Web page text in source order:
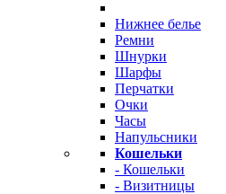
Нижнее белье
Ремни
Шнурки
Шарфы
Перчатки
Очки
Часы
Напульсники
Кошельки
- Кошельки
- Визитницы